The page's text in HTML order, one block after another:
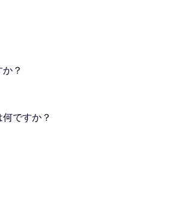
？
ですか？